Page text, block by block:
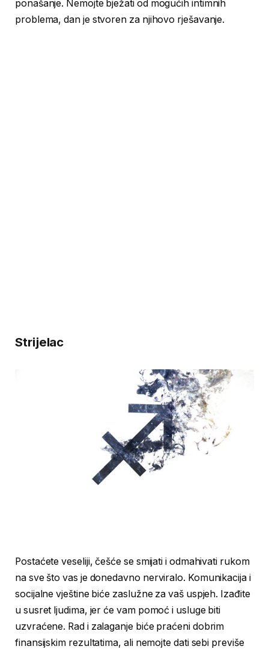
ponašanje. Nemojte bježati od mogućih intimnih
problema, dan je stvoren za njihovo rješavanje.
Strijelac
Postaćete veseliji, češće se smijati i odmahivati rukom
na sve što vas je donedavno nerviralo. Komunikacija i
socijalne vještine biće zaslužne za vaš uspjeh. Izađite
u susret ljudima, jer će vam pomoć i usluge biti
uzvraćene. Rad i zalaganje biće praćeni dobrim
finansijskim rezultatima, ali nemojte dati sebi previše